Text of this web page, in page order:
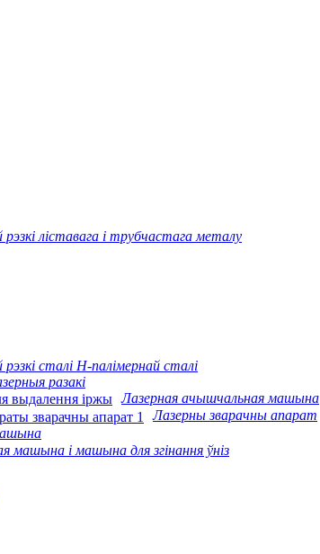
ліставага і трубчастага металу
сталі H-палімернай сталі
разакі
Лазерная ачышчальная машына
Лазерны зварачны апарат
машына і машына для згінання ўніз